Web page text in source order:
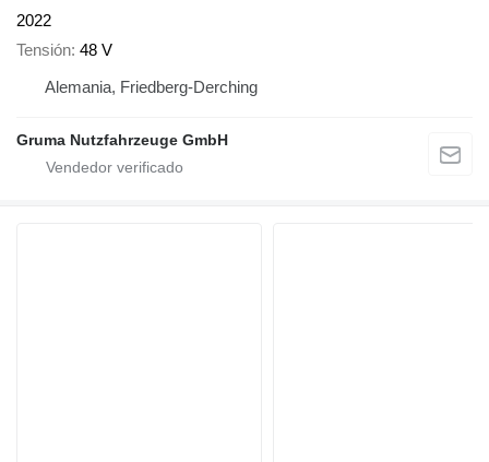
2022
Tensión 48 V
Alemania, Friedberg-Derching
Gruma Nutzfahrzeuge GmbH